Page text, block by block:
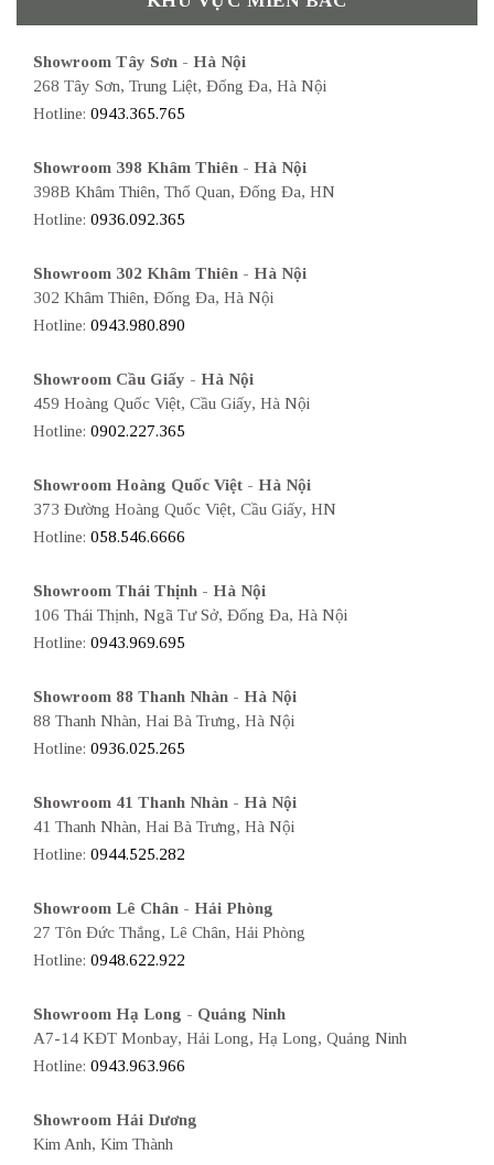
Showroom Tây Sơn - Hà Nội
268 Tây Sơn, Trung Liệt, Đống Đa, Hà Nội
Hotline: 0943.365.765
Showroom 398 Khâm Thiên - Hà Nội
398B Khâm Thiên, Thổ Quan, Đống Đa, HN
Hotline: 0936.092.365
Showroom 302 Khâm Thiên - Hà Nội
302 Khâm Thiên, Đống Đa, Hà Nội
Hotline: 0943.980.890
Showroom Cầu Giấy - Hà Nội
459 Hoàng Quốc Việt, Cầu Giấy, Hà Nội
Hotline: 0902.227.365
Showroom Hoàng Quốc Việt - Hà Nội
373 Đường Hoàng Quốc Việt, Cầu Giấy, HN
Hotline: 058.546.6666
Showroom Thái Thịnh - Hà Nội
106 Thái Thịnh, Ngã Tư Sở, Đống Đa, Hà Nội
Hotline: 0943.969.695
Showroom 88 Thanh Nhàn - Hà Nội
88 Thanh Nhàn, Hai Bà Trưng, Hà Nội
Hotline: 0936.025.265
Showroom 41 Thanh Nhàn - Hà Nội
41 Thanh Nhàn, Hai Bà Trưng, Hà Nội
Hotline: 0944.525.282
Showroom Lê Chân - Hải Phòng
27 Tôn Đức Thắng, Lê Chân, Hải Phòng
Hotline: 0948.622.922
Showroom Hạ Long - Quảng Ninh
A7-14 KĐT Monbay, Hải Long, Hạ Long, Quảng Ninh
Hotline: 0943.963.966
Showroom Hải Dương
Kim Anh, Kim Thành